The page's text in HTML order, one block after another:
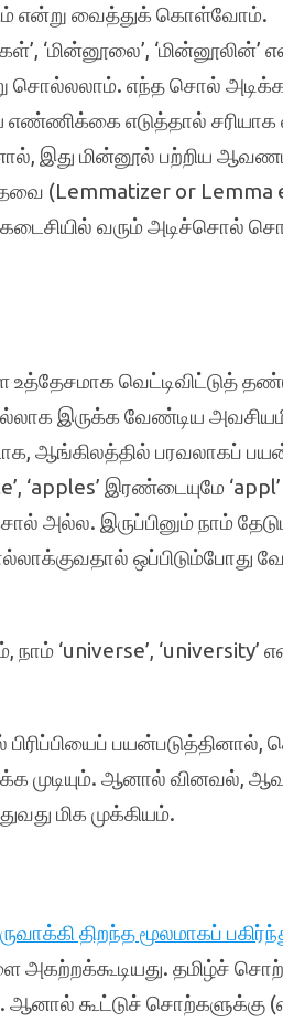
என்று வைத்துக் கொள்வோம்.
‘மின்னூலை’,
எந்த சொல்
எண்ணிக்கை எடுத்தால் சரியாக
இது மின்னூல் பற்றிய
(Lemmatizer or Lemma
கடைசியில் வரும் அடிச்சொல்
வெட்டிவிட்டுத்
இருக்க வேண்டிய
ஆங்கிலத்தில் பரவலாகப்
‘apples’ இரண்டையுமே
அல்ல. இருப்பினும் நாம்
ஒப்பிடும்போது
நாம் ‘universe’,
முடியும். ஆனால் வினவல்,
மிக முக்கியம்.
திறந்த மூலமாகப்
அகற்றக்கூடியது. தமிழ்ச்
கூட்டுச் சொற்களுக்கு